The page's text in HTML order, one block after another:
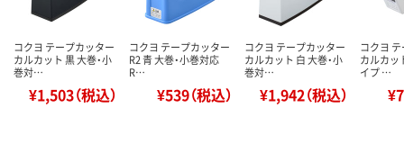
コクヨ テープカッター
カルカット 黒 大巻・小
巻対…
¥1,503（税込）
コクヨ テープカッター
R2 青 大巻・小巻対応
R…
¥539（税込）
コクヨ テープカッター
カルカット 白 大巻・小
巻対…
¥1,942（税込）
コクヨ
カルカッ
イプ …